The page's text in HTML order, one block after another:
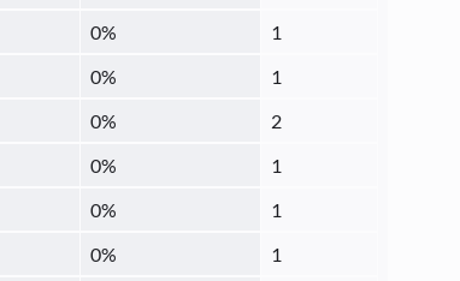
0%
1
0%
1
0%
2
0%
1
0%
1
0%
1